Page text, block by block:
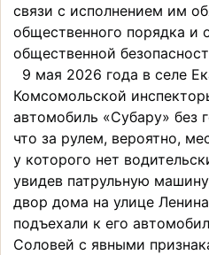
связи с исполнением им
общественного порядка и
общественной
9 мая 2026 года в селе
Комсомольской
автомобиль «Субару» без
что за рулем, вероятно,
у которого нет
увидев патрульную
двор дома на улице
подъехали к его
Соловей с явными